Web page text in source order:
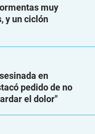
muy
y un ciclón
en
pedido de no
el dolor"